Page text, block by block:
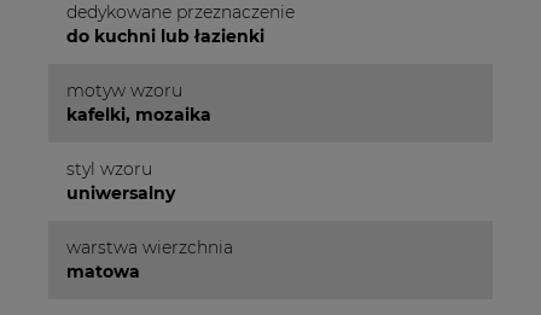
dedykowane przeznaczenie
do kuchni lub łazienki
motyw wzoru
kafelki, mozaika
styl wzoru
uniwersalny
warstwa wierzchnia
matowa